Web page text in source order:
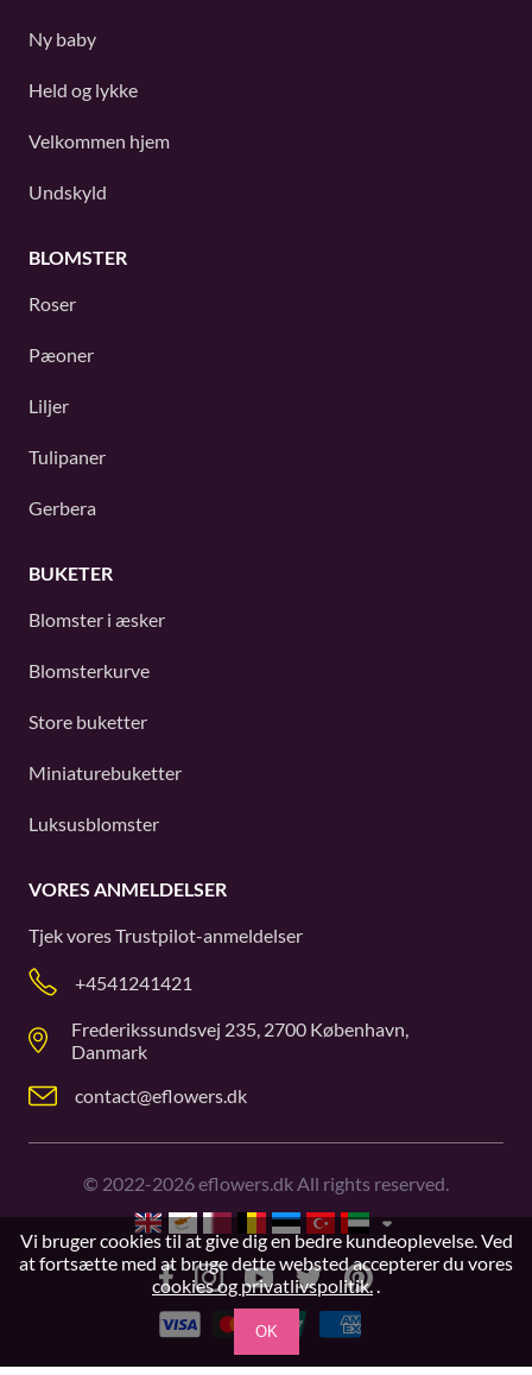
Ny baby
Held og lykke
Velkommen hjem
Undskyld
BLOMSTER
Roser
Pæoner
Liljer
Tulipaner
Gerbera
BUKETER
Blomster i æsker
Blomsterkurve
Store buketter
Miniaturebuketter
Luksusblomster
VORES ANMELDELSER
Tjek voresTrustpilot-anmeldelser
+4541241421
Frederikssundsvej 235, 2700 København,
Danmark
contact@eflowers.dk
© 2022-2026eflowers.dk All rights reserved.
Vi bruger cookies til at give dig en bedre kundeoplevelse. Ved
at fortsætte med at bruge dette websted accepterer du vores
cookies og privatlivspolitik..
OK